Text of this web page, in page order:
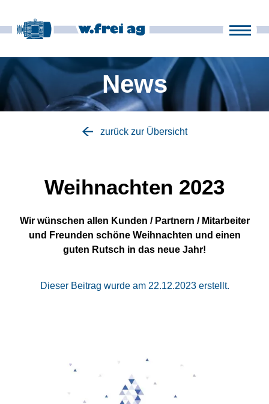
it fr en de
Unternehmen
News
News
zurück zur Übersicht
Weihnachten 2023
Wir wünschen allen Kunden / Partnern / Mitarbeiter
und Freunden schöne Weihnachten und einen
guten Rutsch in das neue Jahr!
Dieser Beitrag wurde am 22.12.2023 erstellt.